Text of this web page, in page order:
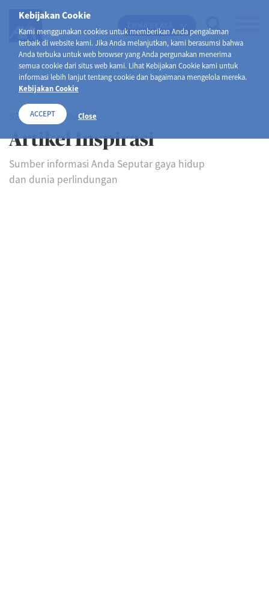
Kebijakan Cookie
Kami menggunakan cookies untuk memberikan Anda pengalaman
terbaik di website kami. Jika Anda melanjutkan, kami berasumsi bahwa
Anda terbuka untuk web browser yang Anda pergunakan menerima
semua cookie dari situs web kami. Lihat Kebijakan Cookie kami untuk
informasi lebih lanjut tentang cookie dan bagaimana mengelola mereka.
Kebijakan Cookie
ACCEPT Close
SELAMAT DATANG DI
Artikel Inspirasi
Sumber informasi Anda Seputar gaya hidup
dan dunia perlindungan